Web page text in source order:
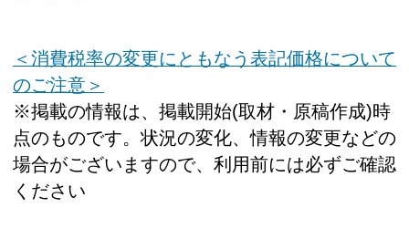
＜消費税率の変更にともなう表記価格について
のご注意＞
※掲載の情報は、掲載開始(取材・原稿作成)時
点のものです。状況の変化、情報の変更などの
場合がございますので、利用前には必ずご確認
ください